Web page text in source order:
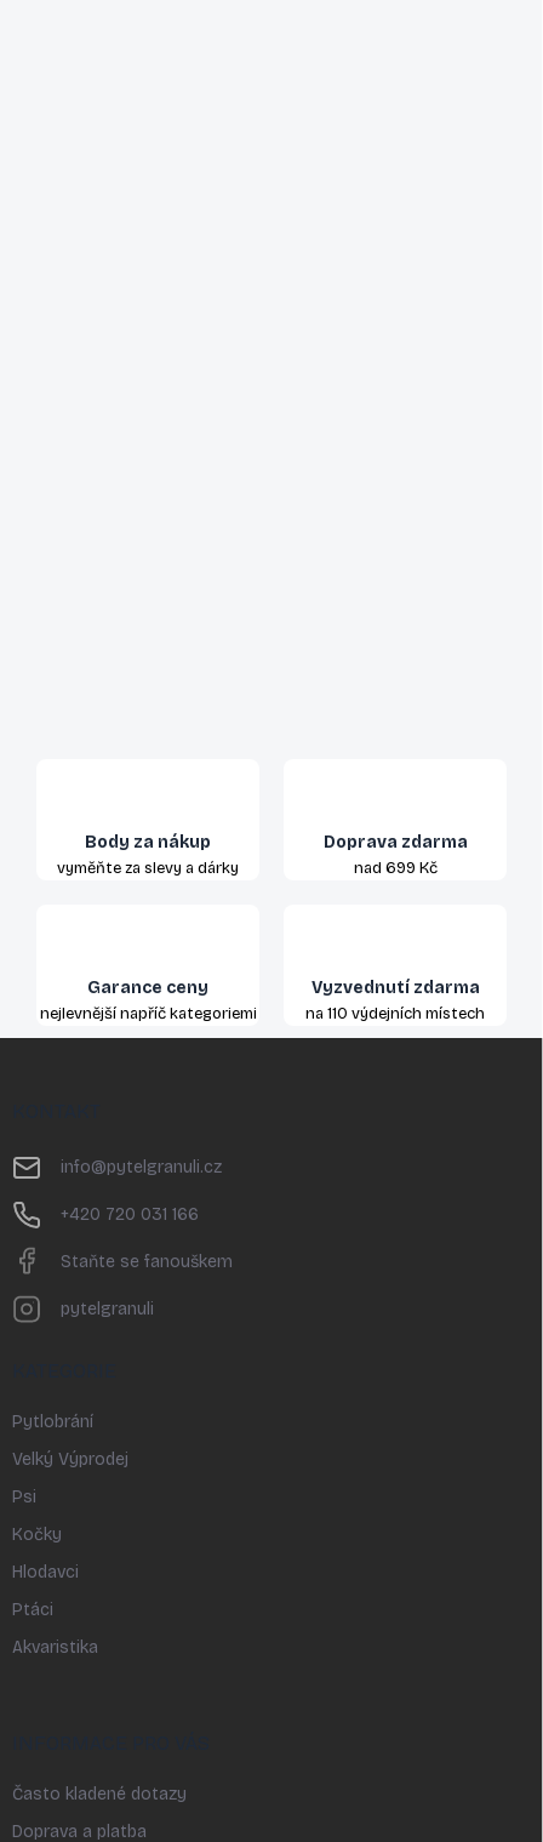
Body za nákup
vyměňte za slevy a dárky
Doprava zdarma
nad 699 Kč
Garance ceny
nejlevnější napříč kategoriemi
Vyzvednutí zdarma
na 110 výdejních místech
info@pytelgranuli.cz
+420 720 031 166
Staňte se fanouškem
pytelgranuli
Pytlobrání
Velký Výprodej
Psi
Kočky
Hlodavci
Ptáci
Akvaristika
Často kladené dotazy
Doprava a platba